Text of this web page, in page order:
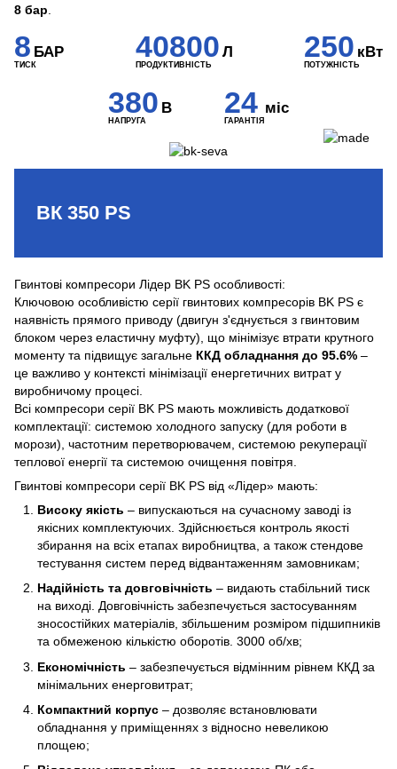
8 бар
8 БАР
ТИСК
40800 Л
ПРОДУКТИВНІСТЬ
250 кВт
ПОТУЖНІСТЬ
380 В
НАПРУГА
24 міс
ГАРАНТІЯ
ВК 350 PS
Гвинтові компресори Лідер BK PS особливості:
Ключовою особливістю серії гвинтових компресорів BK PS є
наявність прямого приводу (двигун з'єднується з гвинтовим
блоком через еластичну муфту), що мінімізує втрати крутного
моменту та підвищує загальне ККД обладнання до 95.6% –
це важливо у контексті мінімізації енергетичних витрат у
виробничому процесі.
Всі компресори серії BK PS мають можливість додаткової
комплектації: системою холодного запуску (для роботи в
морози), частотним перетворювачем, системою рекуперації
теплової енергії та системою очищення повітря.
Гвинтові компресори серії BK PS від «Лідер» мають:
Високу якість – випускаються на сучасному заводі із
якісних комплектуючих. Здійснюється контроль якості
збирання на всіх етапах виробництва, а також стендове
тестування систем перед відвантаженням замовникам;
Надійність та довговічність – видають стабільний тиск
на виході. Довговічність забезпечується застосуванням
зносостійких матеріалів, збільшеним розміром підшипників
та обмеженою кількістю оборотів. 3000 об/хв;
Економічність – забезпечується відмінним рівнем ККД за
мінімальних енерговитрат;
Компактний корпус – дозволяє встановлювати
обладнання у приміщеннях з відносно невеликою
площею;